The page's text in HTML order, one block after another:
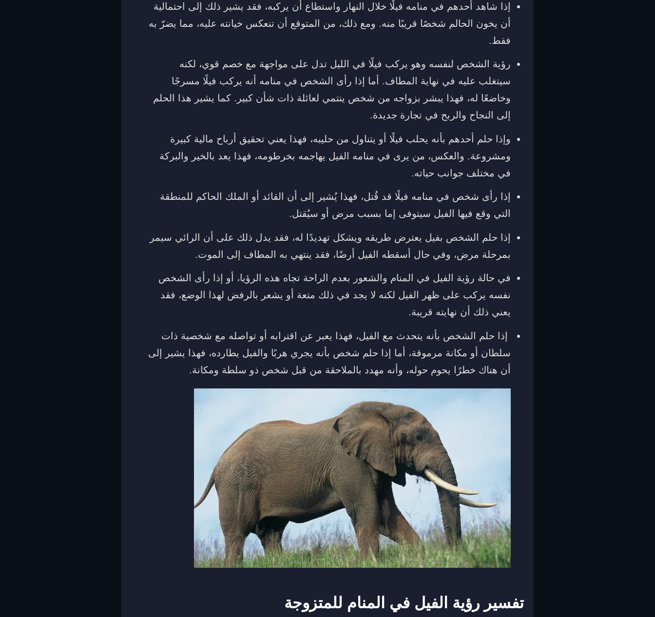
إذا شاهد أحدهم في منامه فيلًا خلال النهار واستطاع أن يركبه، فقد يشير ذلك إلى احتمالية
أن يخون الحالم شخصًا قريبًا منه. ومع ذلك، من المتوقع أن تنعكس خيانته عليه، مما يضرّ به
فقط.
رؤية الشخص لنفسه وهو يركب فيلًا في الليل تدل على مواجهة مع خصم قوي، لكنه
سيتغلب عليه في نهاية المطاف. أما إذا رأى الشخص في منامه أنه يركب فيلًا مسرجًا
وخاضعًا له، فهذا يبشر بزواجه من شخص ينتمي لعائلة ذات شأن كبير. كما يشير هذا الحلم
إلى النجاح والربح في تجارة جديدة.
وإذا حلم أحدهم بأنه يحلب فيلًا أو يتناول من حليبه، فهذا يعني تحقيق أرباح مالية كبيرة
ومشروعة. والعكس، من يرى في منامه الفيل يهاجمه بخرطومه، فهذا يعد بالخير والبركة
في مختلف جوانب حياته.
إذا رأى شخص في منامه فيلًا قد قُتل، فهذا يُشير إلى أن القائد أو الملك الحاكم للمنطقة
التي وقع فيها الفيل سيتوفى إما بسبب مرض أو سيُقتل.
إذا حلم الشخص بفيل يعترض طريقه ويشكل تهديدًا له، فقد يدل ذلك على أن الرائي سيمر
بمرحلة مرض، وفي حال أسقطه الفيل أرضًا، فقد ينتهي به المطاف إلى الموت.
في حالة رؤية الفيل في المنام والشعور بعدم الراحة تجاه هذه الرؤيا، أو إذا رأى الشخص
نفسه يركب على ظهر الفيل لكنه لا يجد في ذلك متعة أو يشعر بالرفض لهذا الوضع، فقد
يعني ذلك أن نهايته قريبة.
إذا حلم الشخص بأنه يتحدث مع الفيل، فهذا يعبر عن اقترابه أو تواصله مع شخصية ذات
سلطان أو مكانة مرموقة، أما إذا حلم شخص بأنه يجري هربًا والفيل يطارده، فهذا يشير إلى
أن هناك خطرًا يحوم حوله، وأنه مهدد بالملاحقة من قبل شخص ذو سلطة ومكانة.
تفسير رؤية الفيل في المنام للمتزوجة